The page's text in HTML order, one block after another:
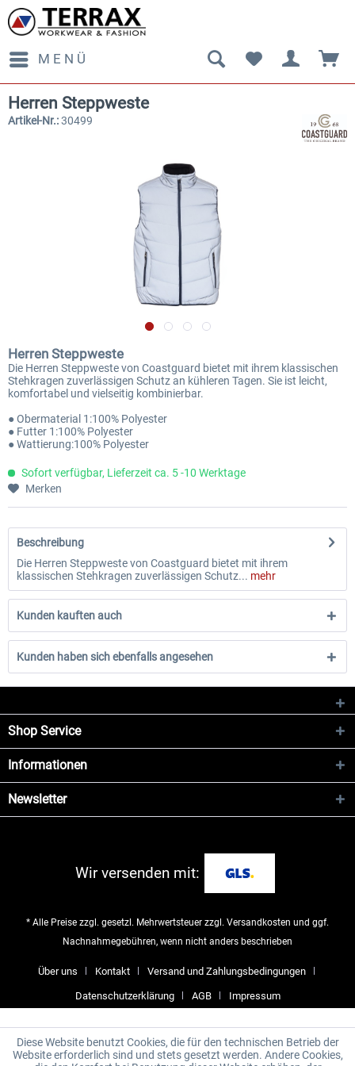
MENÜ
Herren Steppweste
Artikel-Nr.:30499
Herren Steppweste
Die Herren Steppweste von Coastguard bietet mit ihrem klassischen
Stehkragen zuverlässigen Schutz an kühleren Tagen. Sie ist leicht,
komfortabel und vielseitig kombinierbar.
● Obermaterial 1:100% Polyester
● Futter 1:100% Polyester
● Wattierung:100% Polyester
Sofort verfügbar, Lieferzeit ca. 5 -10 Werktage
Merken
Beschreibung
Die Herren Steppweste von Coastguard bietet mit ihrem
klassischen Stehkragen zuverlässigen Schutz... mehr
Kunden kauften auch
Kunden haben sich ebenfalls angesehen
Shop Service
Informationen
Newsletter
Wir versenden mit:
* Alle Preise zzgl. gesetzl. Mehrwertsteuer zzgl. Versandkosten und ggf.
Nachnahmegebühren, wenn nicht anders beschrieben
Über uns Kontakt Versand und Zahlungsbedingungen
Datenschutzerklärung AGB Impressum
Diese Website benutzt Cookies, die für den technischen Betrieb der
Website erforderlich sind und stets gesetzt werden. Andere Cookies,